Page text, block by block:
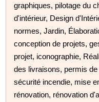
graphiques, pilotage du
d'intérieur, Design
normes, Jardin,
conception de projets,
projet, iconographie,
des livraisons, permis
sécurité incendie, mise
rénovation, rénovation